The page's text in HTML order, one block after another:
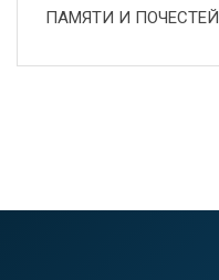
ПАМЯТИ И ПОЧЕСТЕЙ